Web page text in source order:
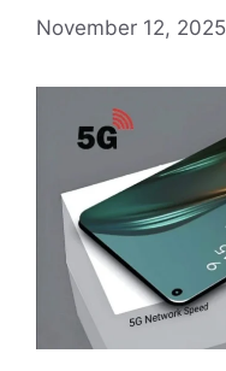
November 12, 2025